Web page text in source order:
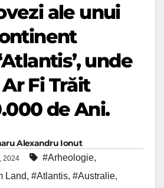
ale unui
unde
Fi Trăit
de Ani.
Alexandru Ionut
2024 #Arheologie,
Land, #Atlantis, #Australie,